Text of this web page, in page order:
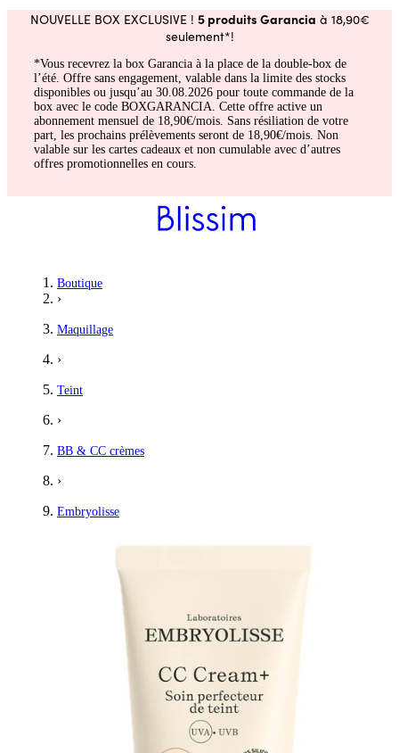
NOUVELLE BOX EXCLUSIVE ! 5 produits Garancia à 18,90€
seulement*!
*Vous recevrez la box Garancia à la place de la double-box de
l’été. Offre sans engagement, valable dans la limite des stocks
disponibles ou jusqu’au 30.08.2026 pour toute commande de la
box avec le code BOXGARANCIA. Cette offre active un
abonnement mensuel de 18,90€/mois. Sans résiliation de votre
part, les prochains prélèvements seront de 18,90€/mois. Non
valable sur les cartes cadeaux et non cumulable avec d’autres
offres promotionnelles en cours.
Boutique
›
Maquillage
›
Teint
›
BB & CC crèmes
›
Embryolisse